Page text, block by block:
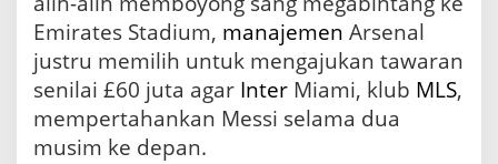
a
p
i
e
r
Emirates Stadium, manajemen Arsenal
justru memilih untuk mengajukan tawaran
senilai £60 juta agar Inter Miami, klub MLS,
mempertahankan Messi selama dua
musim ke depan.